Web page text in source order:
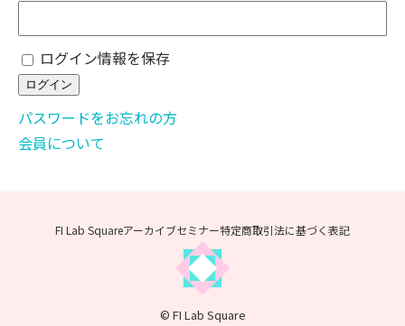
ログイン情報を保存
パスワードをお忘れの方
会員について
FI Lab Squareアーカイブセミナー特定商取引法に基づく表記
© FI Lab Square